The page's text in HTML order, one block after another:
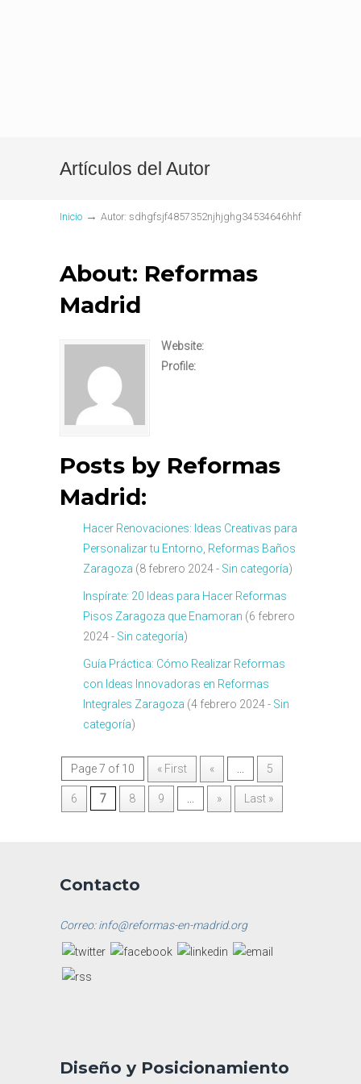
Artículos del Autor
Inicio → Autor: sdhgfsjf4857352njhjghg34534646hhf
About: Reformas
Madrid
Website:
Profile:
Posts by Reformas
Madrid:
Hacer Renovaciones: Ideas Creativas para
Personalizar tu Entorno, Reformas Baños
Zaragoza (8 febrero 2024 - Sin categoría)
Inspírate: 20 Ideas para Hacer Reformas
Pisos Zaragoza que Enamoran (6 febrero
2024 - Sin categoría)
Guía Práctica: Cómo Realizar Reformas
con Ideas Innovadoras en Reformas
Integrales Zaragoza (4 febrero 2024 - Sin
categoría)
Page 7 of 10 « First « 5
6 7 8 9 » Last »
Contacto
Correo: info@reformas-en-madrid.org
Diseño y Posicionamiento